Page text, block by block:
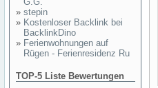
» stepin
» Kostenloser Backlink bei
BacklinkDino
» Ferienwohnungen auf
Rügen - Ferienresidenz Ru
TOP-5 Liste Bewertungen